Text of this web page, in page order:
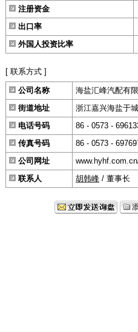
注册资金
出口率
外国人投资比率
[ 联系方式 ]
公司名称
海盐汇峰汽配有
街道地址
浙江嘉兴海盐于
电话号码
86 - 0573 -
传真号码
86 - 0573 -
公司网址
联系人
胡韩峰 / 董事长